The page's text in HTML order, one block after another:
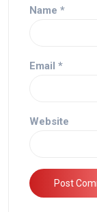
Name *
Email *
Website